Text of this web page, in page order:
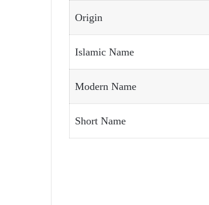
Origin
Islamic Name
Modern Name
Short Name